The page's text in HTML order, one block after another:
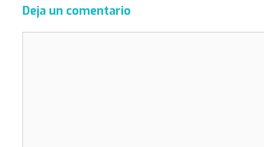
Deja un comentario